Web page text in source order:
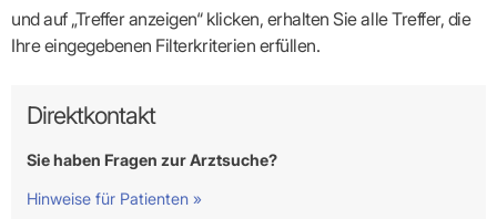
und auf „Treffer anzeigen“ klicken, erhalten Sie alle Treffer, die
Ihre eingegebenen Filterkriterien erfüllen.
Direktkontakt
Sie haben Fragen zur Arztsuche?
Hinweise für Patienten »